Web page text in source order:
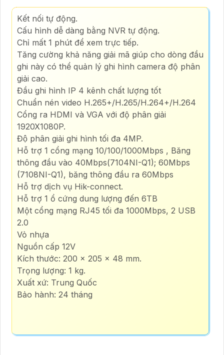
Kết nối tự động.
Cấu hình dễ dàng bằng NVR tự động.
Chỉ mất 1 phút để xem trực tiếp.
Tăng cường khả năng giải mã giúp cho dòng đầu
ghi này có thể quản lý ghi hình camera độ phân
giải cao.
Đầu ghi hình IP 4 kênh chất lượng tốt
Chuẩn nén video H.265+/H.265/H.264+/H.264
Cổng ra HDMI và VGA với độ phân giải
1920X1080P.
Độ phân giải ghi hình tối đa 4MP.
Hỗ trợ 1 cổng mạng 10/100/1000Mbps , Băng
thông đầu vào 40Mbps(7104NI-Q1); 60Mbps
(7108NI-Q1), băng thông đầu ra 60Mbps
Hỗ trợ dịch vụ Hik-connect.
Hỗ trợ 1 ổ cứng dung lượng đến 6TB
Một cổng mạng RJ45 tối đa 1000Mbps, 2 USB
2.0
Vỏ nhựa
Nguồn cấp 12V
Kích thước: 200 × 205 × 48 mm.
Trọng lượng: 1 kg.
Xuất xứ: Trung Quốc
Bảo hành: 24 tháng